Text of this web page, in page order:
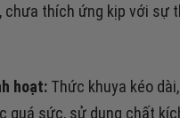
chưa thích ứng kịp với sự
hoạt: Thức khuya kéo
quá sức, sử dụng chất